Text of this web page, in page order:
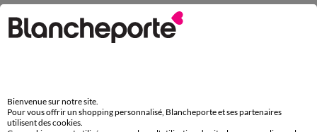
Livraison express
domicile, relais, consignes automatiques
Service clients
Bienvenue sur notre site.
Pour vous offrir un shopping personnalisé, Blancheporte et ses partenaires
utilisent des cookies.